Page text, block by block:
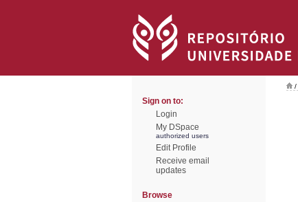
Sign on to:
Login
My DSpace
authorized users
Edit Profile
Receive email
updates
Browse
/